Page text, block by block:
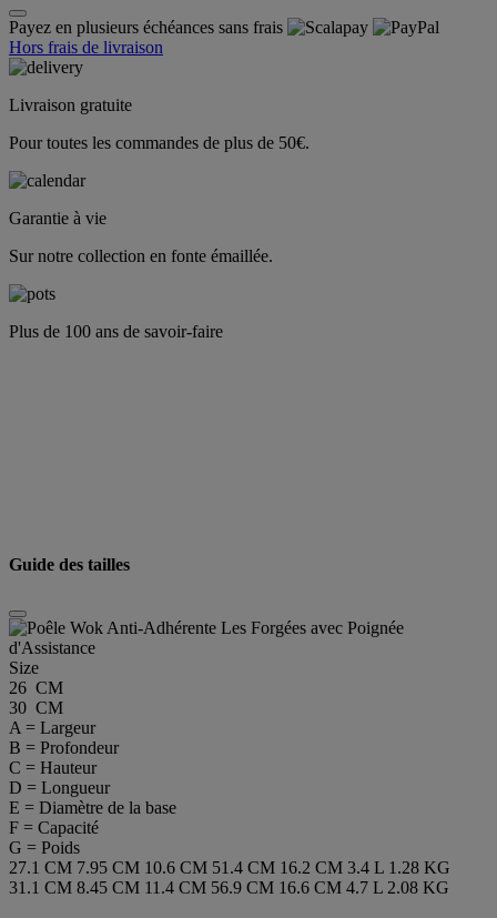
Payez en plusieurs échéances sans frais
Hors frais de livraison
Livraison gratuite
Pour toutes les commandes de plus de 50€.
Garantie à vie
Sur notre collection en fonte émaillée.
Plus de 100 ans de savoir-faire
Guide des tailles
Size
26 CM
30 CM
A = Largeur
B = Profondeur
C = Hauteur
D = Longueur
E = Diamètre de la base
F = Capacité
G = Poids
27.1 CM 7.95 CM 10.6 CM 51.4 CM 16.2 CM 3.4 L 1.28 KG
31.1 CM 8.45 CM 11.4 CM 56.9 CM 16.6 CM 4.7 L 2.08 KG